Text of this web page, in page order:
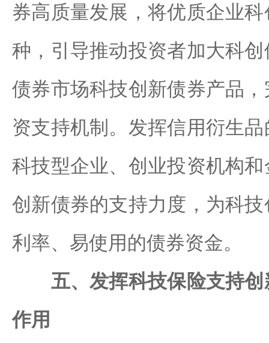
券高质量发展，将优质企业
种，引导推动投资者加大科
债券市场科技创新债券产品
资支持机制。发挥信用衍生
科技型企业、创业投资机构
创新债券的支持力度，为科
利率、易使用的债券资金。
五、发挥科技保险支持
作用